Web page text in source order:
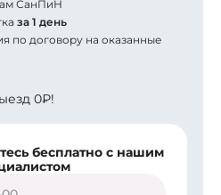
СанПиН
за 1 день
по договору на оказанные
0₽!
бесплатно с нашим
менеджер